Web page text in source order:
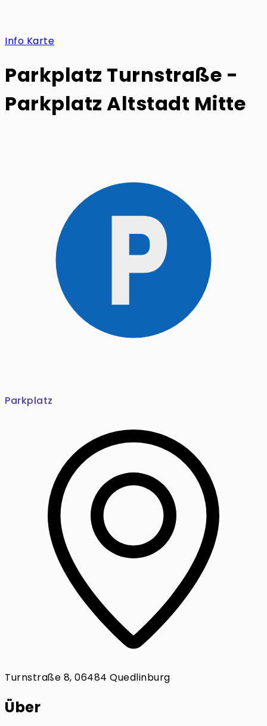
Info Karte
Parkplatz Turnstraße -
Parkplatz Altstadt Mitte
Parkplatz
Turnstraße 8, 06484 Quedlinburg
Über